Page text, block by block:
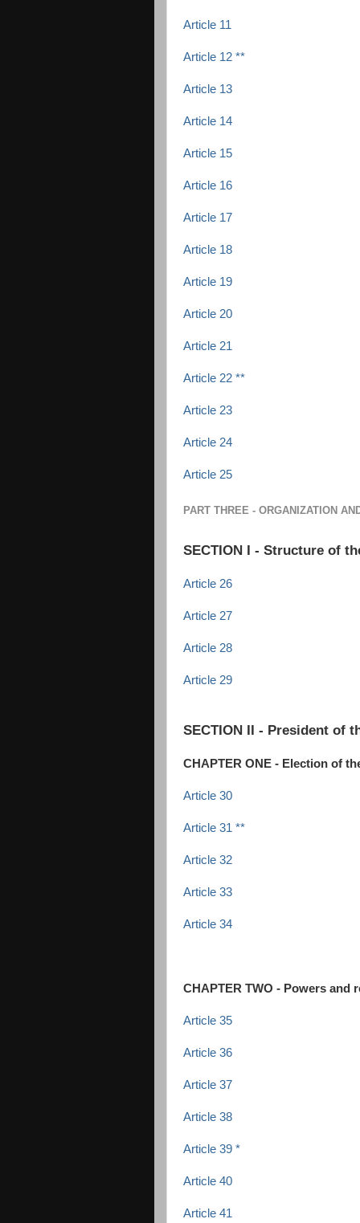
Article 11
Article 12 **
Article 13
Article 14
Article 15
Article 16
Article 17
Article 18
Article 19
Article 20
Article 21
Article 22 **
Article 23
Article 24
Article 25
PART THREE - ORGANIZATION
SECTION I - Structure of
Article 26
Article 27
Article 28
Article 29
SECTION II - President of
CHAPTER ONE - Election of
Article 30
Article 31 **
Article 32
Article 33
Article 34
CHAPTER TWO - Powers
Article 35
Article 36
Article 37
Article 38
Article 39 *
Article 40
Article 41